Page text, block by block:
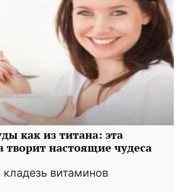
как из титана: эта
творит настоящие чудеса
витаминов